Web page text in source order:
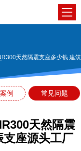
天然隔震支座多少钱 建筑
例 常见问题
天然隔震
座源头工厂